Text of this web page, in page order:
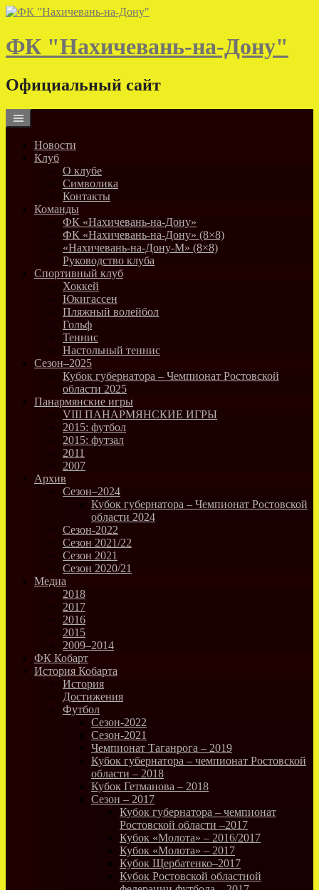
Skip
content
ФК "Нахичевань-на-Дону"
Официальный сайт
Новости
Клуб
О клубе
Символика
Контакты
Команды
ФК «Нахичевань-на-Дону»
ФК «Нахичевань-на-Дону» (8×8)
«Нахичевань-на-Дону-М» (8×8)
Руководство клуба
Спортивный клуб
Хоккей
Юкигассен
Пляжный волейбол
Гольф
Теннис
Настольный теннис
Сезон–2025
Кубок губернатора – Чемпионат Ростовской
области 2025
Панармянские игры
VIII ПАНАРМЯНСКИЕ ИГРЫ
2015: футбол
2015: футзал
2011
2007
Архив
Сезон–2024
Кубок губернатора – Чемпионат Ростовской
области 2024
Сезон-2022
Сезон 2021/22
Сезон 2021
Сезон 2020/21
Медиа
2018
2017
2016
2015
2009–2014
ФК Кобарт
История Кобарта
История
Достижения
Футбол
Сезон-2022
Сезон-2021
Чемпионат Таганрога – 2019
Кубок губернатора – чемпионат Ростовской
области – 2018
Кубок Гетманова – 2018
Сезон – 2017
Кубок губернатора – чемпионат
Ростовской области –2017
Кубок «Молота» – 2016/2017
Кубок «Молота» – 2017
Кубок Щербатенко–2017
Кубок Ростовской областной